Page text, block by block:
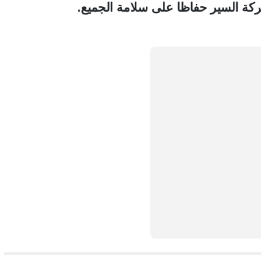
السير حفاظا على سلامة الجميع.